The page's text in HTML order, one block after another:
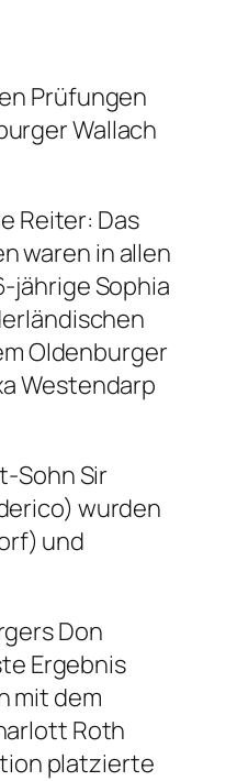
Prüfungen
Wallach
Reiter: Das
waren in allen
jährige Sophia
Oldenburger
Westendarp
Sohn Sir
wurden
und
Don
Ergebnis
mit dem
Roth
platzierte